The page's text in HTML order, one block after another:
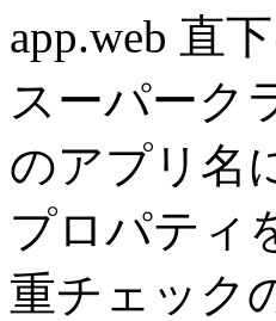
app.web 直
スーパーク
のアプリ名
プロパティ
重チェック